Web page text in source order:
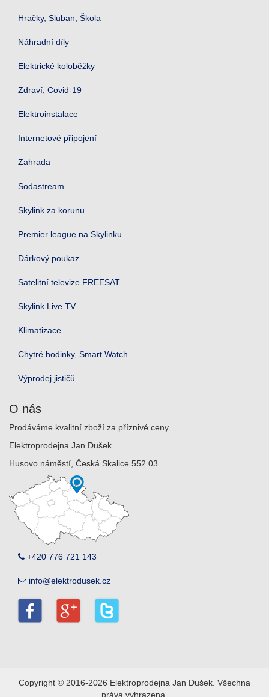
Hračky, Sluban, Škola
Náhradní díly
Elektrické koloběžky
Zdraví, Covid-19
Elektroinstalace
Internetové připojení
Zahrada
Sodastream
Skylink za korunu
Premier league na Skylinku
Dárkový poukaz
Satelitní televize FREESAT
Skylink Live TV
Klimatizace
Chytré hodinky, Smart Watch
Výprodej jističů
O nás
Prodáváme kvalitní zboží za příznivé ceny.
Elektroprodejna Jan Dušek
Husovo náměstí, Česká Skalice 552 03
+420 776 721 143
info@elektrodusek.cz
Copyright © 2016-2026 Elektroprodejna Jan Dušek. Všechna
práva vyhrazena.